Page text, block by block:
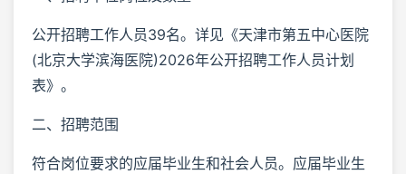
公开招聘工作人员39名。详见《天津市第五中心医院
(北京大学滨海医院)2026年公开招聘工作人员计划
表》。
二、招聘范围
符合岗位要求的应届毕业生和社会人员。应届毕业生